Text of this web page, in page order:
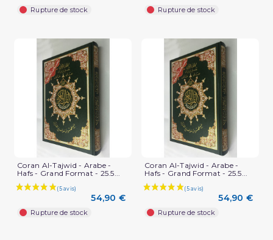
Rupture de stock Rupture de stock
Coran Al-Tajwid - Arabe -
Hafs - Grand Format - 25.5...
54,90 €
Rupture de stock
Coran Al-Tajwid - Arabe -
Hafs - Grand Format - 25.5...
54,90 €
Rupture de stock